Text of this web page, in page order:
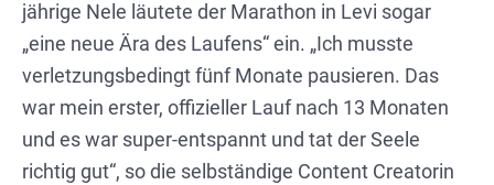
jährige Nele läutete der Marathon in Levi sogar
„eine neue Ära des Laufens“ ein. „Ich musste
verletzungsbedingt fünf Monate pausieren. Das
war mein erster, offizieller Lauf nach 13 Monaten
und es war super-entspannt und tat der Seele
richtig gut“, so die selbständige Content Creatorin